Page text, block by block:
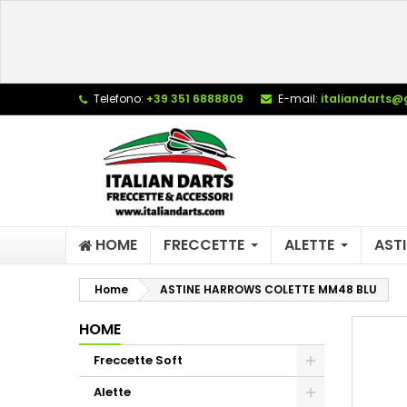
Telefono: +39 351 6888809 E-mail:
HOME FRECCETTE ALETTE
Home ASTINE HARROWS COLETTE MM48 BLU
HOME
Freccette Soft
Alette
add_circle_outline